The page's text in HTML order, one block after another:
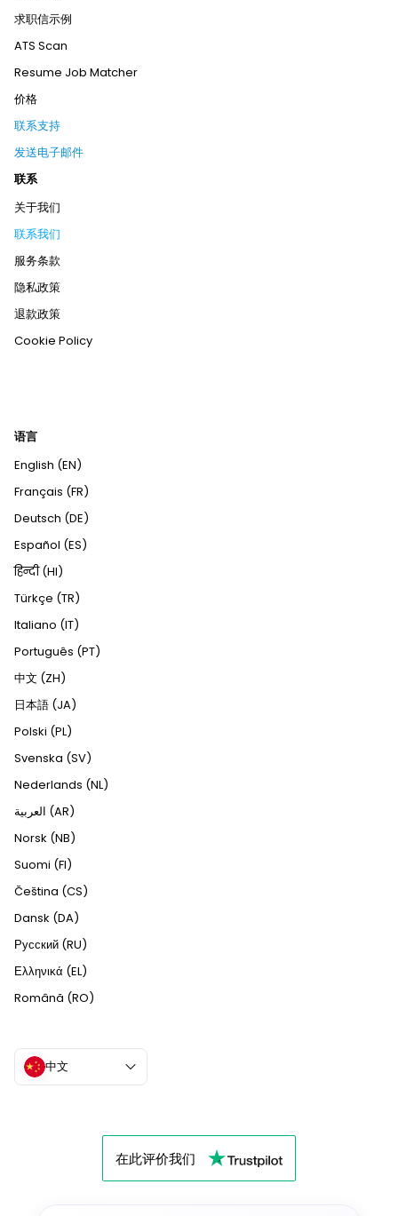
求职信示例
ATS Scan
Resume Job Matcher
价格
联系支持
发送电子邮件
联系
关于我们
联系我们
服务条款
隐私政策
退款政策
Cookie Policy
语言
English (EN)
Français (FR)
Deutsch (DE)
Español (ES)
हिन्दी (HI)
Türkçe (TR)
Italiano (IT)
Português (PT)
中文 (ZH)
日本語 (JA)
Polski (PL)
Svenska (SV)
Nederlands (NL)
العربية (AR)
Norsk (NB)
Suomi (FI)
Čeština (CS)
Dansk (DA)
Русский (RU)
Ελληνικά (EL)
Română (RO)
中文
在此评价我们